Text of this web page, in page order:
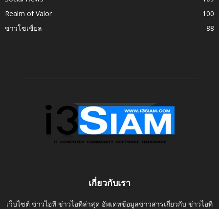
Realm of Valor
100
ข่าวโซเชี่ยล
88
เกี่ยวกับเรา
เว็บไซต์ ข่าวไอที ข่าวไอทีล่าสุด อัพเดทข้อมูลข่าวสารเกี่ยวกับ ข่าวไอที